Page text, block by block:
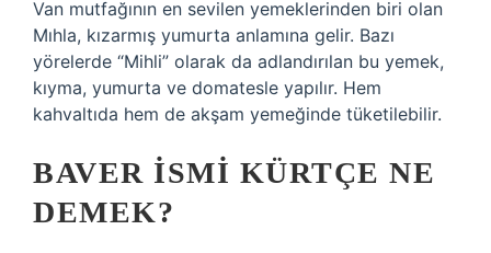
Van mutfağının en sevilen yemeklerinden biri olan
Mıhla, kızarmış yumurta anlamına gelir. Bazı
yörelerde “Mihli” olarak da adlandırılan bu yemek,
kıyma, yumurta ve domatesle yapılır. Hem
kahvaltıda hem de akşam yemeğinde tüketilebilir.
BAVER ISMI KÜRTÇE NE
DEMEK?